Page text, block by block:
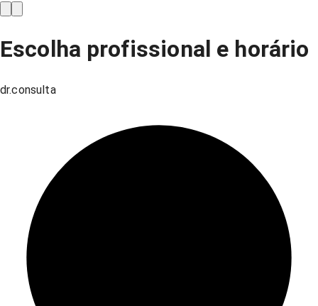
Escolha profissional e horário
dr.consulta